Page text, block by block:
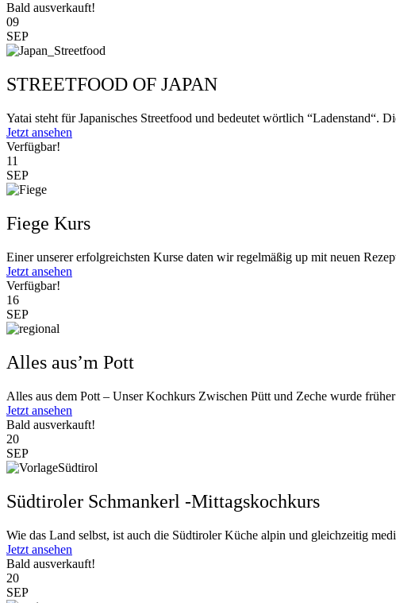
Bald ausverkauft!
09
SEP
STREETFOOD OF JAPAN
Yatai steht für Japanisches Streetfood und bedeutet wörtlich “Ladenstand“.
Jetzt ansehen
Verfügbar!
11
SEP
Fiege Kurs
Einer unserer erfolgreichsten Kurse daten wir regelmäßig up mit neuen
Jetzt ansehen
Verfügbar!
16
SEP
Alles aus’m Pott
Alles aus dem Pott – Unser Kochkurs Zwischen Pütt und Zeche wurde
Jetzt ansehen
Bald ausverkauft!
20
SEP
Südtiroler Schmankerl -Mittagskochkurs
Wie das Land selbst, ist auch die Südtiroler Küche alpin und gleichzeitig
Jetzt ansehen
Bald ausverkauft!
20
SEP